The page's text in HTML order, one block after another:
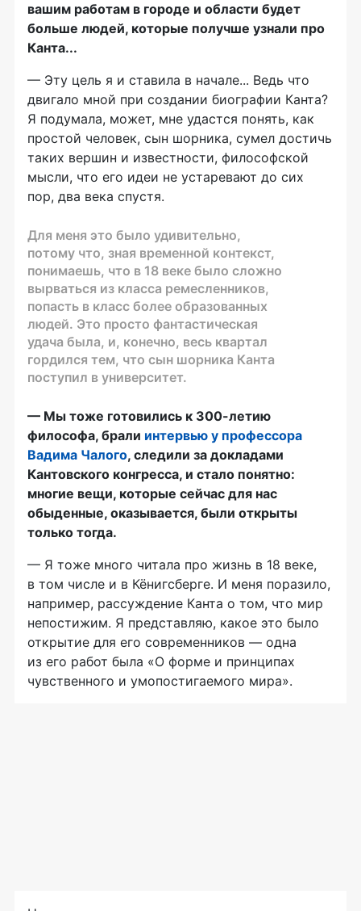
вашим работам в городе и области будет
больше людей, которые получше узнали про
Канта...
— Эту цель я и ставила в начале... Ведь что
двигало мной при создании биографии Канта?
Я подумала, может, мне удастся понять, как
простой человек, сын шорника, сумел достичь
таких вершин и известности, философской
мысли, что его идеи не устаревают до сих
пор, два века спустя.
Для меня это было удивительно,
потому что, зная временной контекст,
понимаешь, что в 18 веке было сложно
вырваться из класса ремесленников,
попасть в класс более образованных
людей. Это просто фантастическая
удача была, и, конечно, весь квартал
гордился тем, что сын шорника Канта
поступил в университет.
— Мы тоже готовились к 300-летию
философа, брали интервью у профессора
Вадима Чалого, следили за докладами
Кантовского конгресса, и стало понятно:
многие вещи, которые сейчас для нас
обыденные, оказывается, были открыты
только тогда.
— Я тоже много читала про жизнь в 18 веке,
в том числе и в Кёнигсберге. И меня поразило,
например, рассуждение Канта о том, что мир
непостижим. Я представляю, какое это было
открытие для его современников — одна
из его работ была «О форме и принципах
чувственного и умопостигаемого мира».